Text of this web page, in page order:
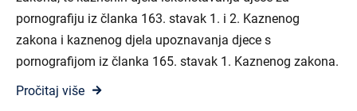
pornografiju iz članka 163. stavak 1. i 2. Kaznenog
zakona i kaznenog djela upoznavanja djece s
pornografijom iz članka 165. stavak 1. Kaznenog zakona.
Pročitaj više